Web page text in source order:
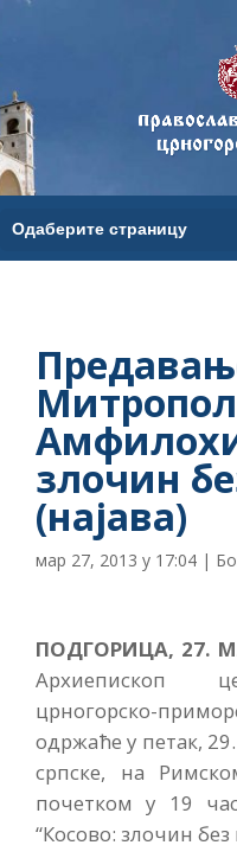
злочин
(најава)
мар 27, 2013 у 17:04 |
ПОДГОРИЦА, 27.
Архиепископ
црногорско-
одржаће у петак,
српске, на
почетком у 19
“Косово: злочин без